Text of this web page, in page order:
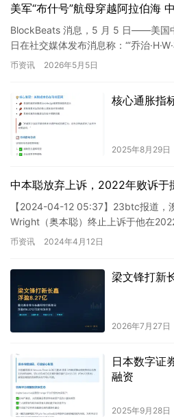
美军“布什号”航母穿越阿拉伯海
BlockBeats 消息，5 月 5 日——美国
日在社交媒体发布消息称：“‘乔治
正在穿越阿拉伯海”。 报…
币资讯 2026年5月5日
核心通胀指
2025年8月29日
中本聪放弃上诉，2022年败诉于
【2024-04-12 05:37】23btc报道，
Wright（奥本聪）终止上诉于他在
及他声称自己是比特币匿名创…
币资讯 2024年4月12日
梁文锋打新
2026年7月27日
日本数字证
融资
2025年9月28日